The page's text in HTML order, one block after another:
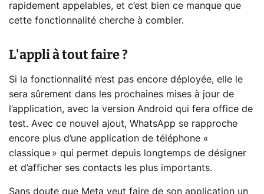
rapidement appelables, et c’est bien ce manque que
cette fonctionnalité cherche à combler.
L'appli à tout faire ?
Si la fonctionnalité n’est pas encore déployée, elle le
sera sûrement dans les prochaines mises à jour de
l’application, avec la version Android qui fera office de
test. Avec ce nouvel ajout, WhatsApp se rapproche
encore plus d’une application de téléphone «
classique » qui permet depuis longtemps de désigner
et d’afficher ses contacts les plus importants.
Sans doute que Meta veut faire de son application un